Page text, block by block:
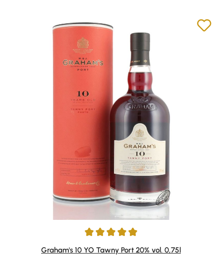
Durchschnittliche Bewertung von 5 von 5 Sternen
Graham's 10 YO Tawny Port 20% vol. 0,75l